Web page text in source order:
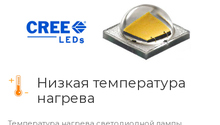
Низкая температура
нагрева